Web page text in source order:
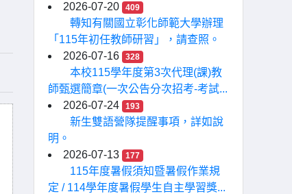
2026-07-20
409
轉知有關國立彰化師範大學辦理
「115年初任教師研習」，請查照。
2026-07-16
328
本校115學年度第3次代理(課)教
師甄選簡章(一次公告分次招考-考試...
2026-07-24
193
新生雙語營隊提醒事項，詳如說
明。
2026-07-13
177
115年度暑假須知暨暑假作業規
定 / 114學年度暑假學生自主學習獎...